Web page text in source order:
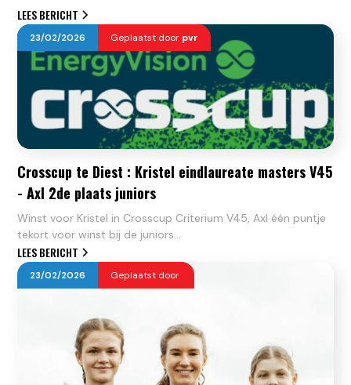
LEES BERICHT
23/02/2026 Geplaatst door pvr
Crosscup te Diest : Kristel eindlaureate masters V45
- Axl 2de plaats juniors
Winst voor Kristel in Crosscup Criterium V45, Axl één puntje
tekort voor winst bij de juniors...
LEES BERICHT
23/02/2026 Geplaatst door